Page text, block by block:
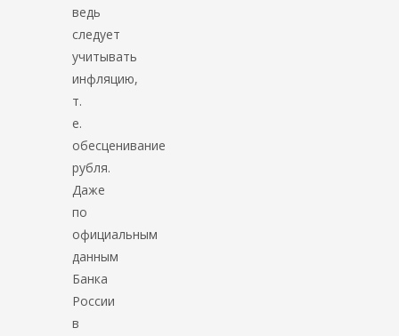
ведь
следует
учитывать
инфляцию,
т.
е.
обесценивание
рубля.
Даже
по
официальным
данным
Банка
России
в